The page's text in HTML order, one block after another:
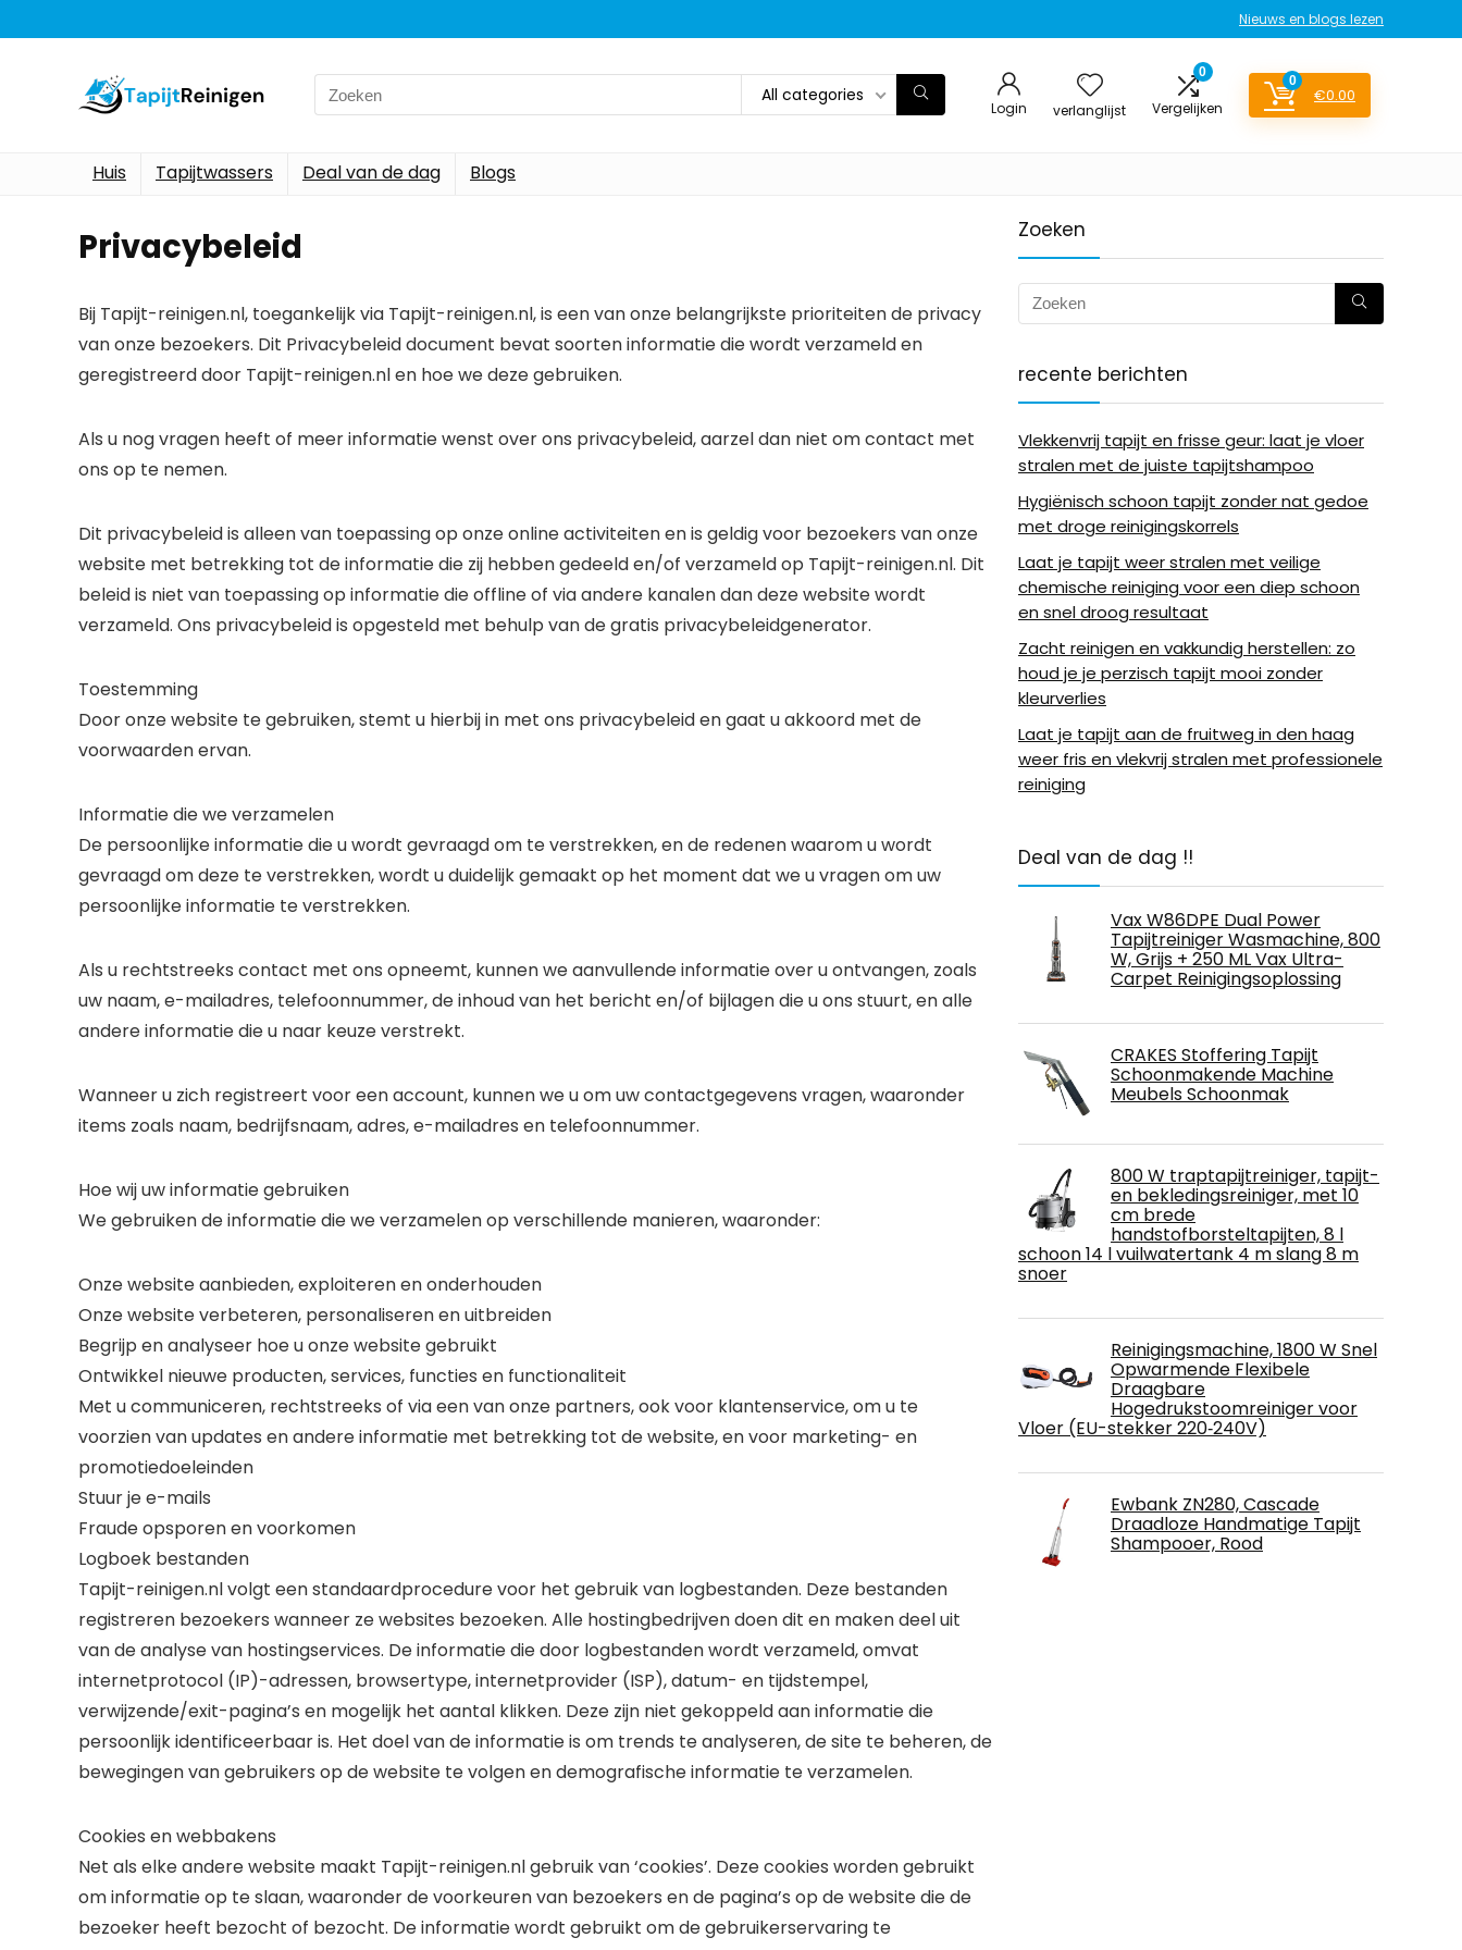
Nieuws en blogs lezen
Search
for:
All categories
Login verlanglijst
0
Vergelijken
0
€0.00
Huis Tapijtwassers Deal van de dag Blogs
Privacybeleid
Bij Tapijt-reinigen.nl, toegankelijk via Tapijt-reinigen.nl, is een van onze belangrijkste prioriteiten de privacy
van onze bezoekers. Dit Privacybeleid document bevat soorten informatie die wordt verzameld en
geregistreerd door Tapijt-reinigen.nl en hoe we deze gebruiken.
Als u nog vragen heeft of meer informatie wenst over ons privacybeleid, aarzel dan niet om contact met
ons op te nemen.
Dit privacybeleid is alleen van toepassing op onze online activiteiten en is geldig voor bezoekers van onze
website met betrekking tot de informatie die zij hebben gedeeld en/of verzameld op Tapijt-reinigen.nl. Dit
beleid is niet van toepassing op informatie die offline of via andere kanalen dan deze website wordt
verzameld. Ons privacybeleid is opgesteld met behulp van de gratis privacybeleidgenerator.
Toestemming
Door onze website te gebruiken, stemt u hierbij in met ons privacybeleid en gaat u akkoord met de
voorwaarden ervan.
Informatie die we verzamelen
De persoonlijke informatie die u wordt gevraagd om te verstrekken, en de redenen waarom u wordt
gevraagd om deze te verstrekken, wordt u duidelijk gemaakt op het moment dat we u vragen om uw
persoonlijke informatie te verstrekken.
Als u rechtstreeks contact met ons opneemt, kunnen we aanvullende informatie over u ontvangen, zoals
uw naam, e-mailadres, telefoonnummer, de inhoud van het bericht en/of bijlagen die u ons stuurt, en alle
andere informatie die u naar keuze verstrekt.
Wanneer u zich registreert voor een account, kunnen we u om uw contactgegevens vragen, waaronder
items zoals naam, bedrijfsnaam, adres, e-mailadres en telefoonnummer.
Hoe wij uw informatie gebruiken
We gebruiken de informatie die we verzamelen op verschillende manieren, waaronder:
Onze website aanbieden, exploiteren en onderhouden
Onze website verbeteren, personaliseren en uitbreiden
Begrijp en analyseer hoe u onze website gebruikt
Ontwikkel nieuwe producten, services, functies en functionaliteit
Met u communiceren, rechtstreeks of via een van onze partners, ook voor klantenservice, om u te
voorzien van updates en andere informatie met betrekking tot de website, en voor marketing- en
promotiedoeleinden
Stuur je e-mails
Fraude opsporen en voorkomen
Logboek bestanden
Tapijt-reinigen.nl volgt een standaardprocedure voor het gebruik van logbestanden. Deze bestanden
registreren bezoekers wanneer ze websites bezoeken. Alle hostingbedrijven doen dit en maken deel uit
van de analyse van hostingservices. De informatie die door logbestanden wordt verzameld, omvat
internetprotocol (IP)-adressen, browsertype, internetprovider (ISP), datum- en tijdstempel,
verwijzende/exit-pagina’s en mogelijk het aantal klikken. Deze zijn niet gekoppeld aan informatie die
persoonlijk identificeerbaar is. Het doel van de informatie is om trends te analyseren, de site te beheren, de
bewegingen van gebruikers op de website te volgen en demografische informatie te verzamelen.
Cookies en webbakens
Net als elke andere website maakt Tapijt-reinigen.nl gebruik van ‘cookies’. Deze cookies worden gebruikt
om informatie op te slaan, waaronder de voorkeuren van bezoekers en de pagina’s op de website die de
bezoeker heeft bezocht of bezocht. De informatie wordt gebruikt om de gebruikerservaring te
Zoeken
recente berichten
Vlekkenvrij tapijt en frisse geur: laat je vloer
stralen met de juiste tapijtshampoo
Hygiënisch schoon tapijt zonder nat gedoe
met droge reinigingskorrels
Laat je tapijt weer stralen met veilige
chemische reiniging voor een diep schoon
en snel droog resultaat
Zacht reinigen en vakkundig herstellen: zo
houd je je perzisch tapijt mooi zonder
kleurverlies
Laat je tapijt aan de fruitweg in den haag
weer fris en vlekvrij stralen met professionele
reiniging
Deal van de dag !!
Vax W86DPE Dual Power
Tapijtreiniger Wasmachine, 800
W, Grijs + 250 ML Vax Ultra-
Carpet Reinigingsoplossing
CRAKES Stoffering Tapijt
Schoonmakende Machine
Meubels Schoonmak
800 W traptapijtreiniger, tapijt-
en bekledingsreiniger, met 10
cm brede
handstofborsteltapijten, 8 l
schoon 14 l vuilwatertank 4 m slang 8 m
snoer
Reinigingsmachine, 1800 W Snel
Opwarmende Flexibele
Draagbare
Hogedrukstoomreiniger voor
Vloer (EU-stekker 220‑240V)
Ewbank ZN280, Cascade
Draadloze Handmatige Tapijt
Shampooer, Rood